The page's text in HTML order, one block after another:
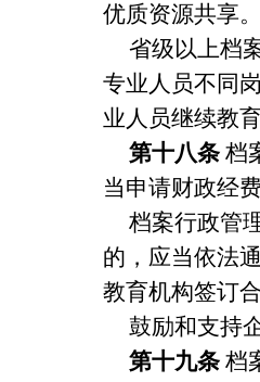
优质资源共享
省级以上档
专业人员不同
业人员继续教
第十八条 档
当申请财政经
档案行政管
的，应当依法
教育机构签订
鼓励和支持
第十九条 档